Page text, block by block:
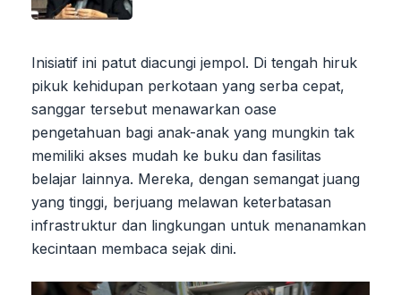
Inisiatif ini patut diacungi jempol. Di tengah hiruk
pikuk kehidupan perkotaan yang serba cepat,
sanggar tersebut menawarkan oase
pengetahuan bagi anak-anak yang mungkin tak
memiliki akses mudah ke buku dan fasilitas
belajar lainnya. Mereka, dengan semangat juang
yang tinggi, berjuang melawan keterbatasan
infrastruktur dan lingkungan untuk menanamkan
kecintaan membaca sejak dini.